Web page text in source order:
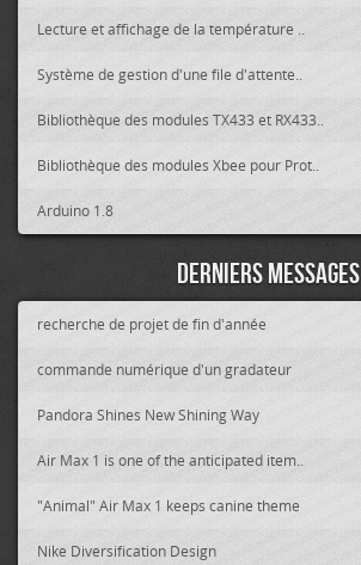
Lecture et affichage de la température ..
Système de gestion d'une file d'attente..
Bibliothèque des modules TX433 et RX433..
Bibliothèque des modules Xbee pour Prot..
Arduino 1.8
Derniers messages
recherche de projet de fin d'année
commande numérique d'un gradateur
Pandora Shines New Shining Way
Air Max 1 is one of the anticipated item..
"Animal" Air Max 1 keeps canine theme
Nike Diversification Design